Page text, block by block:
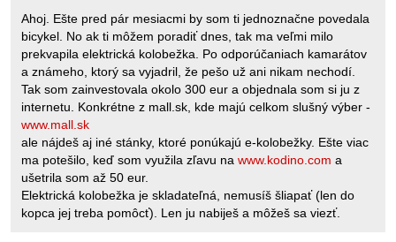
Ahoj. Ešte pred pár mesiacmi by som ti jednoznačne povedala
bicykel. No ak ti môžem poradiť dnes, tak ma veľmi milo
prekvapila elektrická kolobežka. Po odporúčaniach kamarátov
a známeho, ktorý sa vyjadril, že pešo už ani nikam nechodí.
Tak som zainvestovala okolo 300 eur a objednala som si ju z
internetu. Konkrétne z mall.sk, kde majú celkom slušný výber -
www.mall.sk
ale nájdeš aj iné stánky, ktoré ponúkajú e-kolobežky. Ešte viac
ma potešilo, keď som využila zľavu na www.kodino.com a
ušetrila som až 50 eur.
Elektrická kolobežka je skladateľná, nemusíš šliapať (len do
kopca jej treba pomôcť). Len ju nabiješ a môžeš sa viezť.